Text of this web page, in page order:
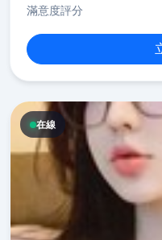
滿意度評分
在線